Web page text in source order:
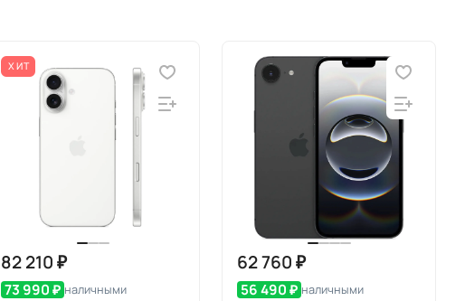
ХИТ
82 210 ₽
73 990 ₽ наличными
62 760 ₽
56 490 ₽ наличными